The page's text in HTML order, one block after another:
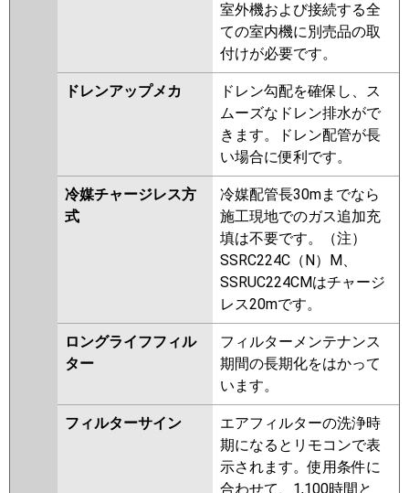
室外機および接続する全
ての室内機に別売品の取
付けが必要です。
ドレンアップメカ
ドレン勾配を確保し、ス
ムーズなドレン排水がで
きます。ドレン配管が長
い場合に便利です。
冷媒チャージレス方
式
冷媒配管長30mまでなら
施工現地でのガス追加充
填は不要です。（注）
SSRC224C（N）M、
SSRUC224CMはチャージ
レス20mです。
ロングライフフィル
ター
フィルターメンテナンス
期間の長期化をはかって
います。
フィルターサイン
エアフィルターの洗浄時
期になるとリモコンで表
示されます。使用条件に
合わせて、1,100時間と